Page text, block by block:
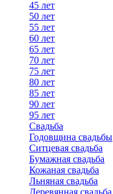
45 лет
50 лет
55 лет
60 лет
65 лет
70 лет
75 лет
80 лет
85 лет
90 лет
95 лет
Свадьба
Годовщина свадьбы
Ситцевая свадьба
Бумажная свадьба
Кожаная свадьба
Льняная свадьба
Деревянная свадьба